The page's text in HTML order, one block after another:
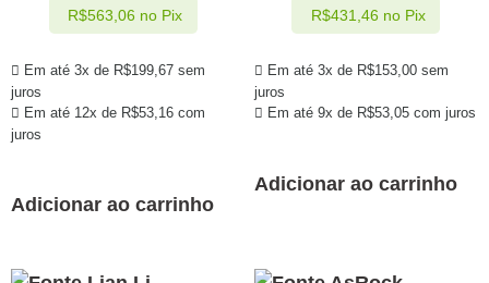
Em até 3x de R$199,67 sem
juros
Em até 12x de R$53,16 com
juros
R$563,06 no Pix
Adicionar ao carrinho
Em até 3x de R$153,00sem
juros
Em até 9x de R$53,05com juros
R$431,46 no Pix
Adicionar ao carrinho